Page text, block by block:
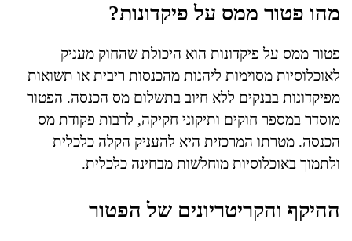
מהו פטור ממס על פיקדונות?
פטור ממס על פיקדונות הוא היכולת שהחוק מעניק
לאוכלוסיות מסוימות ליהנות מהכנסות ריבית או תשואות
מפיקדונות בבנקים ללא חיוב בתשלום מס הכנסה. הפטור
מוסדר במספר חוקים ותיקוני חקיקה, לרבות פקודת מס
הכנסה. מטרתו המרכזית היא להעניק הקלה כלכלית
ולתמוך באוכלוסיות מוחלשות מבחינה כלכלית.
ההיקף והקריטריונים של הפטור